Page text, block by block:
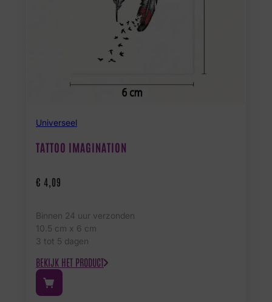
Universeel
TATTOO IMAGINATION
€ 4,09
Binnen 24 uur verzonden
10.5 cm x 6 cm
3 tot 5 dagen
BEKIJK HET PRODUCT